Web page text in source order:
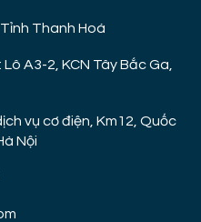
Thanh Hoá
A3-2, KCN Tây Bắc Ga,
vụ cơ điện, Km12, Quốc
Nội